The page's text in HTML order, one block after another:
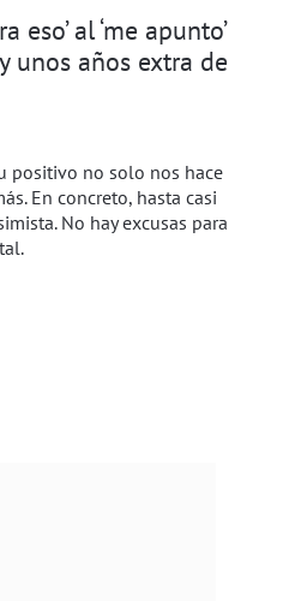
eso’ al ‘me apunto’
unos años extra de
positivo no solo nos hace
En concreto, hasta casi
No hay excusas para